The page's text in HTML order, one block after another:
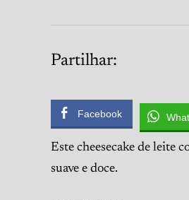
Partilhar:
Facebook
Este cheesecake de leite
suave e doce.